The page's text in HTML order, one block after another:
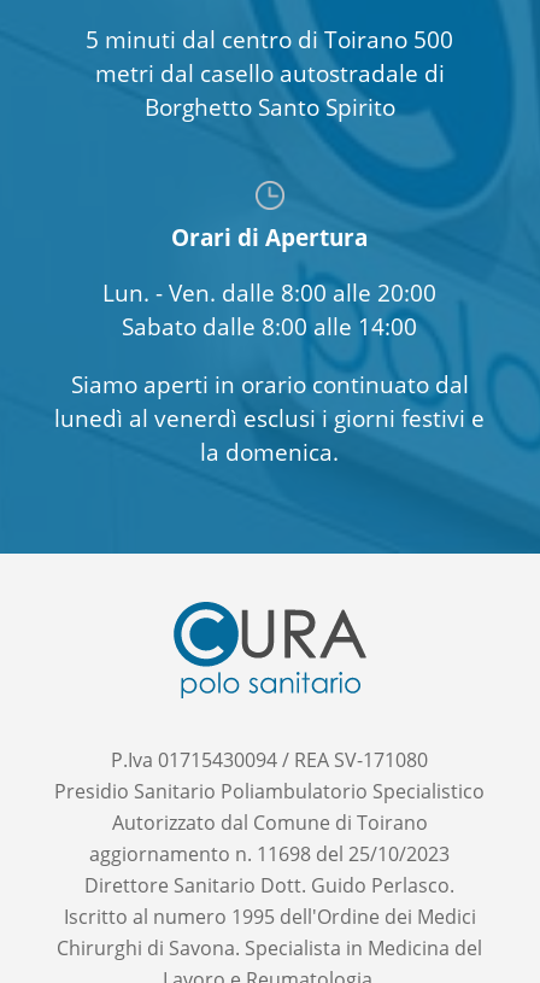
5 minuti dal centro di Toirano 500
metri dal casello autostradale di
Borghetto Santo Spirito
Orari di Apertura
Lun. - Ven. dalle 8:00 alle 20:00
Sabato dalle 8:00 alle 14:00
Siamo aperti in orario continuato dal
lunedì al venerdì esclusi i giorni festivi e
la domenica.
P.Iva 01715430094 / REA SV-171080
Presidio Sanitario Poliambulatorio Specialistico
Autorizzato dal Comune di Toirano
aggiornamento n. 11698 del 25/10/2023
Direttore Sanitario Dott. Guido Perlasco.
Iscritto al numero 1995 dell'Ordine dei Medici
Chirurghi di Savona. Specialista in Medicina del